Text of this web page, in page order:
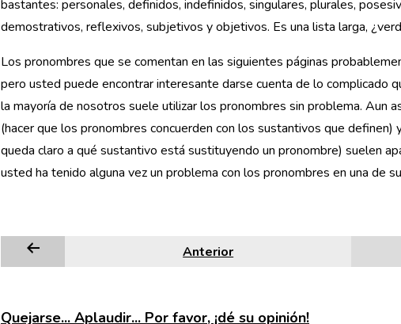
bastantes: personales, definidos, indefinidos, singulares, plurales,
demostrativos, reflexivos, subjetivos y objetivos. Es una lista larga,
Los pronombres que se comentan en las siguientes páginas
pero usted puede encontrar interesante darse cuenta de lo complicado
la mayoría de nosotros suele utilizar los pronombres sin problema. Aun
(hacer que los pronombres concuerden con los sustantivos que definen)
queda claro a qué sustantivo está sustituyendo un pronombre) suelen
usted ha tenido alguna vez un problema con los pronombres en una de
Anterior
Quejarse... Aplaudir... Por favor, ¡dé su opinión!